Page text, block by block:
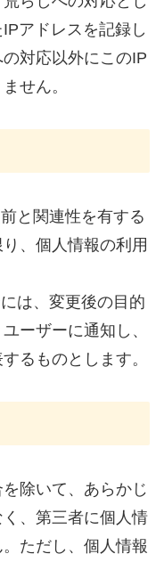
アドレスを記録し
対応以外にこのIP
せん。
と関連性を有する
、個人情報の利用
は、変更後の目的
ーザーに通知し、
るものとします。
除いて、あらかじ
、第三者に個人情
ただし、個人情報